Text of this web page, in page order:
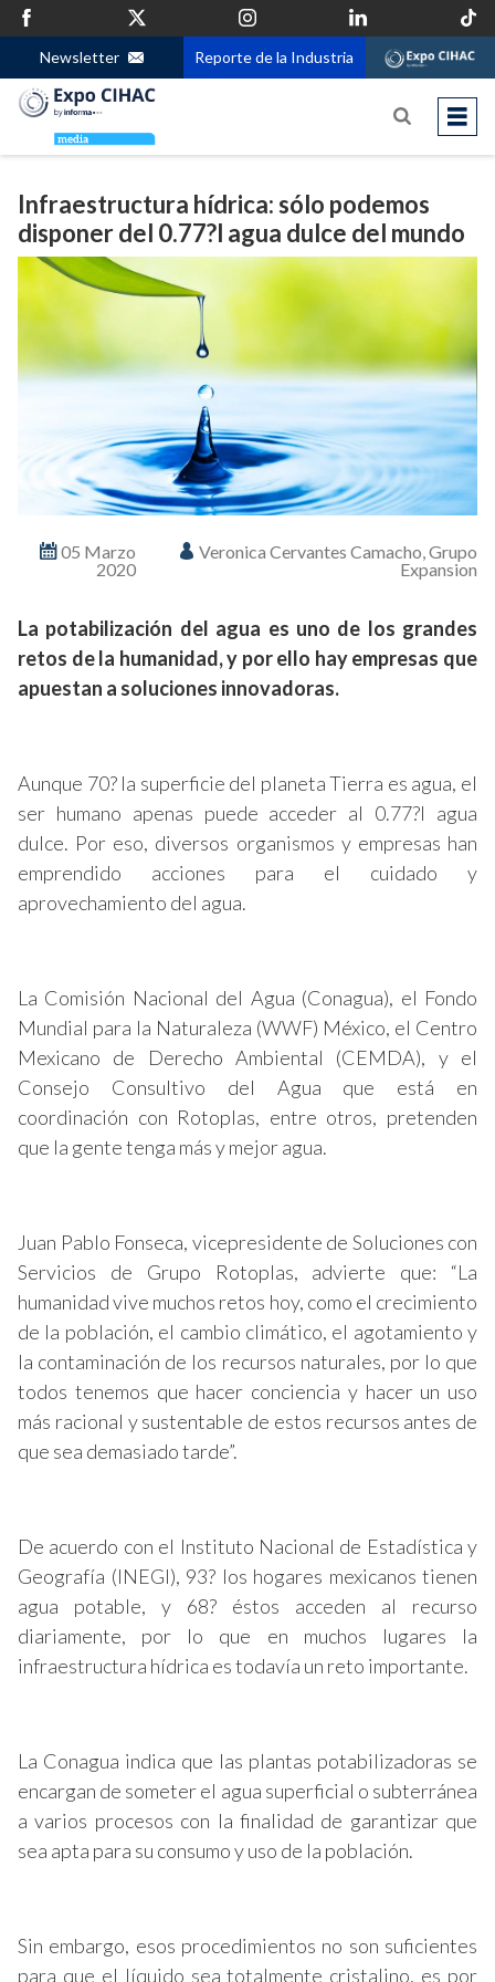
Newsletter Reporte de la Industria
Infraestructura hídrica: sólo podemos
disponer del 0.77?l agua dulce del mundo
05 Marzo
2020
Veronica Cervantes Camacho, Grupo
Expansion
La potabilización del agua es uno de los grandes
retos de la humanidad, y por ello hay empresas que
apuestan a soluciones innovadoras.
Aunque 70? la superficie del planeta Tierra es agua, el
ser humano apenas puede acceder al 0.77?l agua
dulce. Por eso, diversos organismos y empresas han
emprendido acciones para el cuidado y
aprovechamiento del agua.
La Comisión Nacional del Agua (Conagua), el Fondo
Mundial para la Naturaleza (WWF) México, el Centro
Mexicano de Derecho Ambiental (CEMDA), y el
Consejo Consultivo del Agua que está en
coordinación con Rotoplas, entre otros, pretenden
que la gente tenga más y mejor agua.
Juan Pablo Fonseca, vicepresidente de Soluciones con
Servicios de Grupo Rotoplas, advierte que: “La
humanidad vive muchos retos hoy, como el crecimiento
de la población, el cambio climático, el agotamiento y
la contaminación de los recursos naturales, por lo que
todos tenemos que hacer conciencia y hacer un uso
más racional y sustentable de estos recursos antes de
que sea demasiado tarde”.
De acuerdo con el Instituto Nacional de Estadística y
Geografía (INEGI), 93? los hogares mexicanos tienen
agua potable, y 68? éstos acceden al recurso
diariamente, por lo que en muchos lugares la
infraestructura hídrica es todavía un reto importante.
La Conagua indica que las plantas potabilizadoras se
encargan de someter el agua superficial o subterránea
a varios procesos con la finalidad de garantizar que
sea apta para su consumo y uso de la población.
Sin embargo, esos procedimientos no son suficientes
para que el líquido sea totalmente cristalino, es por